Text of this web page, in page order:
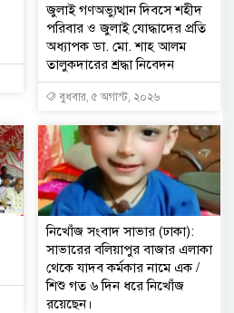
জুলাই গণঅভ্যুত্থান দিবসে শহীদ
পরিবার ও জুলাই যোদ্ধাদের প্রতি
অধ্যাপক ডা. মো. শাহ আলম
তালুকদারের শ্রদ্ধা নিবেদন
বুধবার, ৫ অগাস্ট, ২০২৬
নিখোঁজ সংবাদ সাভার (ঢাকা):
সাভারের বলিয়াপুর বাজার এলাকা
থেকে যাদব কর্মকার নামে এক /
শিশু গত ৬ দিন ধরে নিখোঁজ
রয়েছেন।